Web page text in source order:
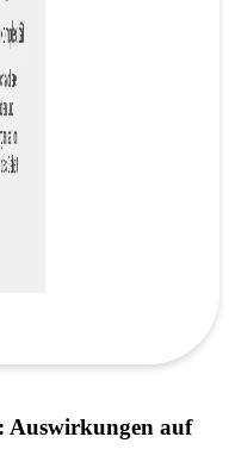
Auswirkungen auf